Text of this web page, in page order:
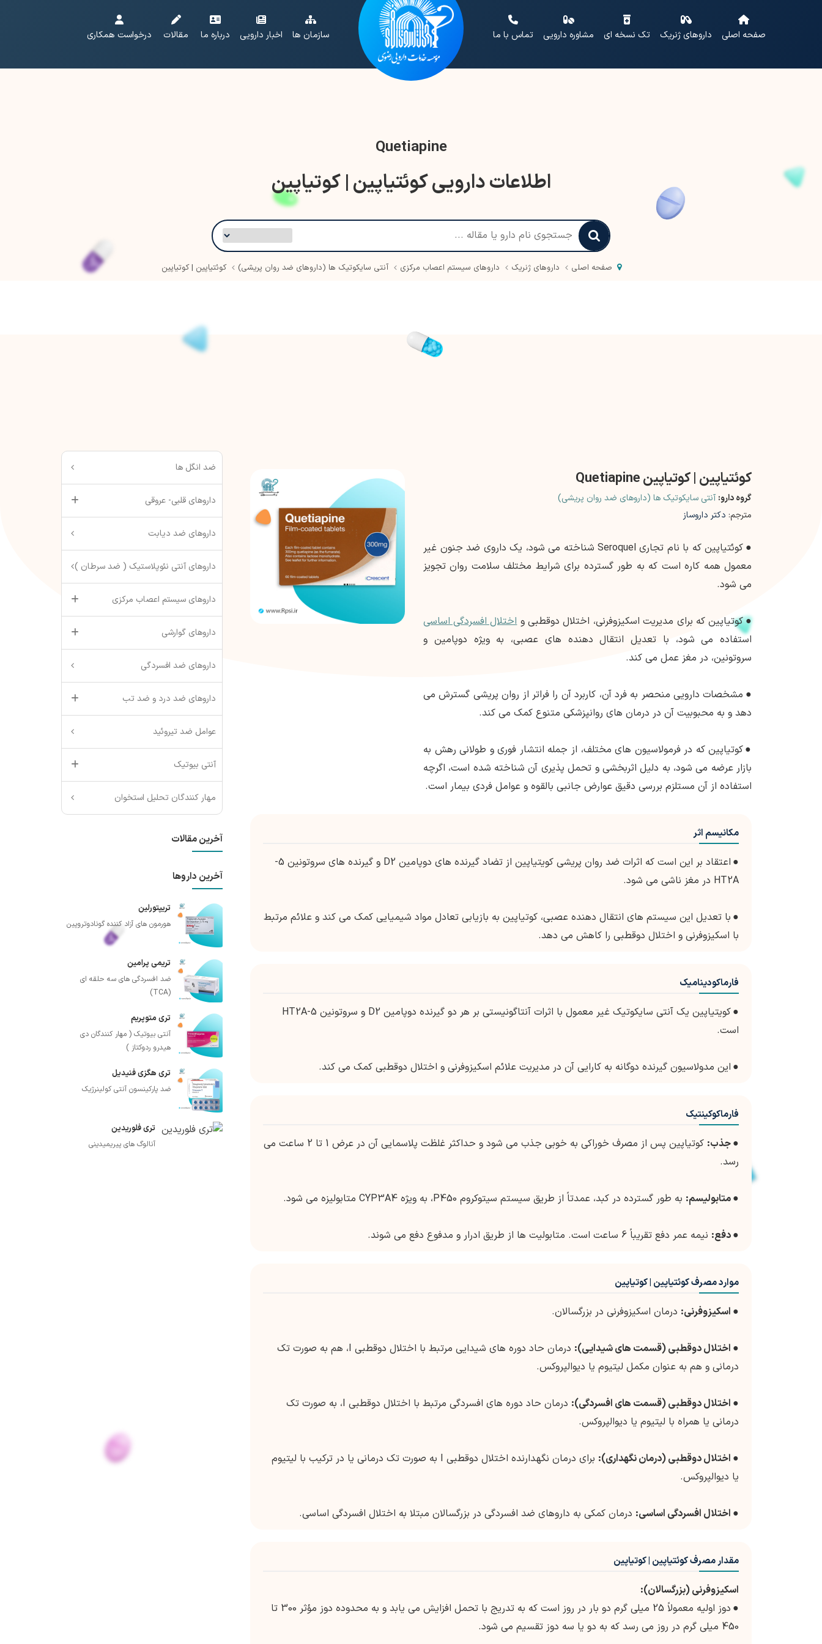
صفحه اصلی داروهای ژنریک تک نسخه ای مشاوره دارویی تماس با ما سازمان ها اخبار دارویی درباره ما مقالات درخواست همکاری
Quetiapine
اطلاعات دارویی کوئتیاپین | کوتیاپین
صفحه اصلی داروهای ژنریک داروهای سیستم اعصاب مرکزی آنتی سایکوتیک ها (داروهای ضد روان پریشی) کوئتیاپین | کوتیاپین
کوئتیاپین | کوتیاپین Quetiapine
گروه دارو: آنتی سایکوتیک ها (داروهای ضد روان پریشی)
مترجم: دکتر داروساز
●
کوئتیاپین که با نام تجاری Seroquel شناخته می شود، یک داروی ضد جنون غیر
معمول همه کاره است که به طور گسترده برای شرایط مختلف سلامت روان تجویز
می شود.
●کوتیاپین که برای مدیریت اسکیزوفرنی، اختلال دوقطبی واختلال افسردگی اساسی
استفاده می شود، با تعدیل انتقال دهنده های عصبی، به ویژه دوپامین و
سروتونین، در مغز عمل می کند.
● مشخصات دارویی منحصر به فرد آن، کاربرد آن را فراتر از روان پریشی گسترش می
دهد و به محبوبیت آن در درمان های روانپزشکی متنوع کمک می کند.
●کوتیاپین که در فرمولاسیون های مختلف، از جمله انتشار فوری و طولانی رهش به
بازار عرضه می شود، به دلیل اثربخشی و تحمل پذیری آن شناخته شده است، اگرچه
استفاده از آن مستلزم بررسی دقیق عوارض جانبی بالقوه و عوامل فردی بیمار است.
مکانیسم اثر
●
اعتقاد بر این است که اثرات ضد روان پریشی کویتیاپین از تضاد گیرنده های دوپامین D2 و گیرنده های سروتونین 5-
HT2A در مغز ناشی می شود.
● با تعدیل این سیستم های انتقال دهنده عصبی، کوتیاپین به بازیابی تعادل مواد شیمیایی کمک می کند و علائم مرتبط
با اسکیزوفرنی و اختلال دوقطبی را کاهش می دهد.
فارماکودینامیک
●
کویتیاپین یک آنتی سایکوتیک غیر معمول با اثرات آنتاگونیستی بر هر دو گیرنده دوپامین D2 و سروتونین 5-HT2A
است.
● این مدولاسیون گیرنده دوگانه به کارایی آن در مدیریت علائم اسکیزوفرنی و اختلال دوقطبی کمک می کند.
فارماکوکینتیک
●جذب:
کوتیاپین پس از مصرف خوراکی به خوبی جذب می شود و حداکثر غلظت پلاسمایی آن در عرض 1 تا 2 ساعت می
رسد.
●متابولیسم: به طور گسترده در کبد، عمدتاً از طریق سیستم سیتوکروم P450، به ویژه CYP3A4 متابولیزه می شود.
●دفع: نیمه عمر دفع تقریباً 6 ساعت است. متابولیت ها از طریق ادرار و مدفوع دفع می شوند.
موارد مصرف کوئتیاپین | کوتیاپین
● اسکیزوفرنی: درمان اسکیزوفرنی در بزرگسالان.
● اختلال دوقطبی (قسمت های شیدایی):
درمان حاد دوره های شیدایی مرتبط با اختلال دوقطبی I، هم به صورت تک
درمانی و هم به عنوان مکمل لیتیوم یا دیوالپروکس.
● اختلال دوقطبی (قسمت های افسردگی):
درمان حاد دوره های افسردگی مرتبط با اختلال دوقطبی I، به صورت تک
درمانی یا همراه با لیتیوم یا دیوالپروکس.
● اختلال دوقطبی (درمان نگهداری):
برای درمان نگهدارنده اختلال دوقطبی I به صورت تک درمانی یا در ترکیب با لیتیوم
یا دیوالپروکس.
● اختلال افسردگی اساسی: درمان کمکی به داروهای ضد افسردگی در بزرگسالان مبتلا به اختلال افسردگی اساسی.
مقدار مصرف کوئتیاپین | کوتیاپین
اسکیزوفرنی (بزرگسالان):
●
دوز اولیه معمولاً 25 میلی گرم دو بار در روز است که به تدریج با تحمل افزایش می یابد و به محدوده دوز مؤثر 300 تا
450 میلی گرم در روز می رسد که به دو یا سه دوز تقسیم می شود.
ضد انگل ها
داروهای قلبی- عروقی
داروهای ضد دیابت
داروهای آنتی نئوپلاستیک ( ضد سرطان )
داروهای سیستم اعصاب مرکزی
داروهای گوارشی
داروهای ضد افسردگی
داروهای ضد درد و ضد تب
عوامل ضد تیروئید
آنتی بیوتیک
مهار کنندگان تحلیل استخوان
آخرین مقالات
آخرین داروها
تریپتورلین
هورمون های آزاد کننده گونادوتروپین
تریمی پرامین
ضد افسردگی های سه حلقه ای
(TCA)
تری متوپریم
آنتی بیوتیک ( مهار کنندگان دی
هیدرو ردوکتاز )
تری هگزی فنیدیل
ضد پارکینسون آنتی کولینرژیک
تری فلوریدین
آنالوگ های پیریمیدینی